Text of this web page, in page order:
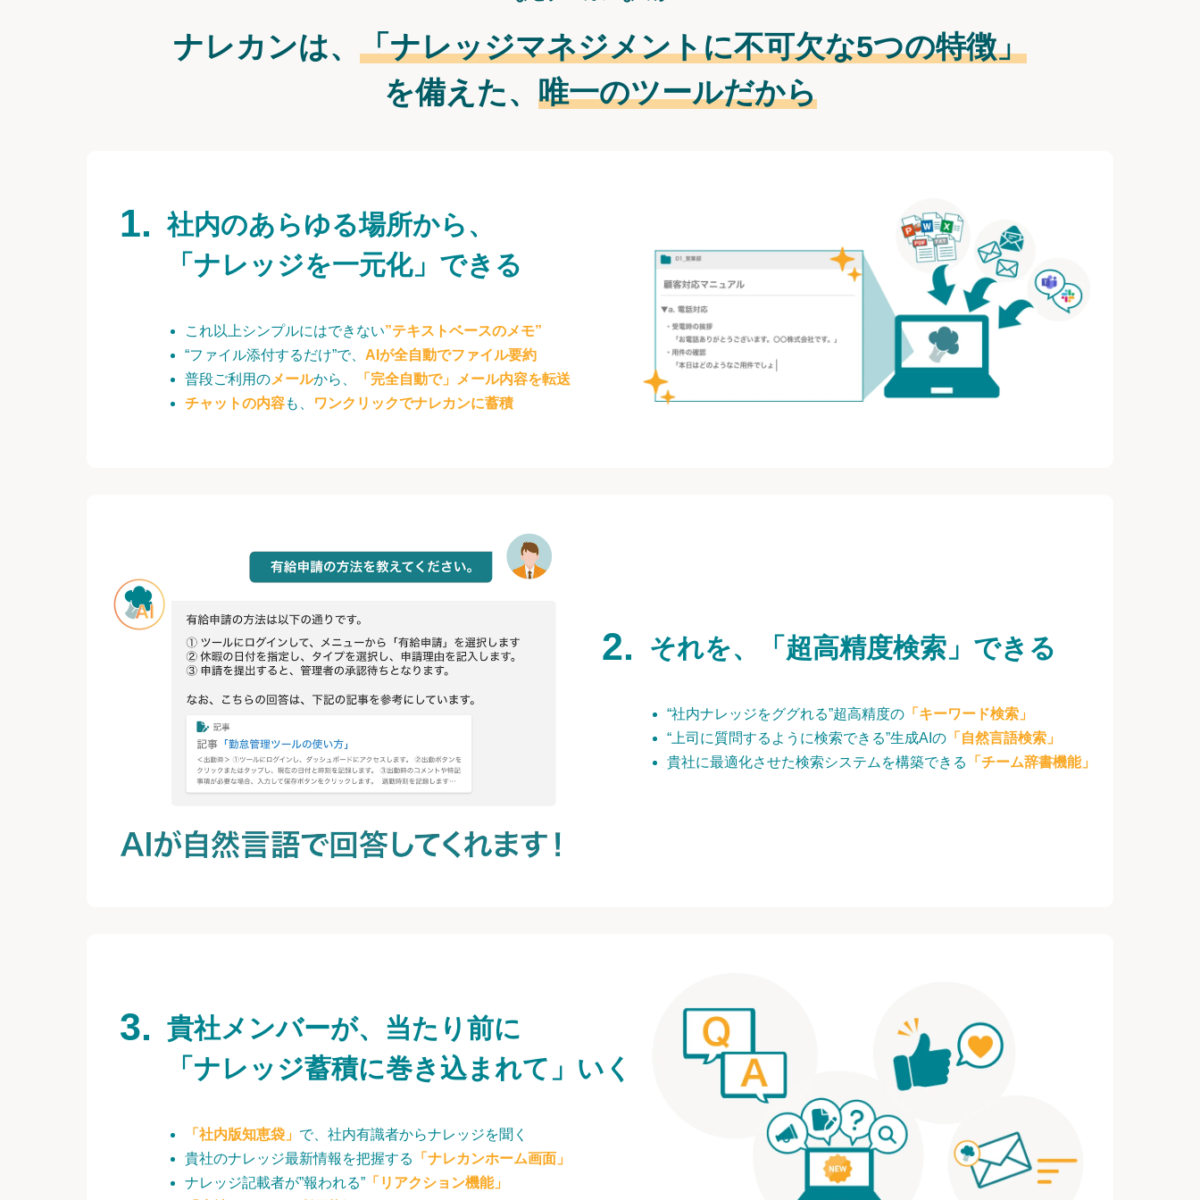
ナレカンは、 「ナレッジマネジメントに不可欠な5つの特徴」
を備えた、 唯一のツールだから
社内のあらゆる場所から、
「ナレッジを一元化」できる
これ以上シンプルにはできない”テキストベースのメモ”
“ファイル添付するだけ”で、 AIが全自動でファイル要約
普段ご利用のメールから、
「完全自動で」メール内容を転送
チャットの内容も、 ワンクリックでナレカンに蓄積
それを、「超高精度検索」できる
“社内ナレッジをググれる”超高精度の 「キーワード検索」
“上司に質問するように検索できる”生成AIの 「自然言語検索」
貴社に最適化させた検索システムを構築できる
「チーム辞書機能」
貴社メンバーが、当たり前に
「ナレッジ蓄積に巻き込まれて」いく
「社内版知恵袋」 で、社内有識者からナレッジを聞く
貴社のナレッジ最新情報を把握する
「ナレカンホーム画面」
ナレッジ記載者が”報われる” 「リアクション機能」